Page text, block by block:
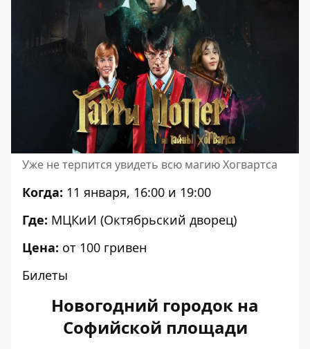
Уже не терпится увидеть всю магию Хогвартса
Когда: 11 января, 16:00 и 19:00
Где: МЦКиИ (Октябрьский дворец)
Цена: от 100 гривен
Билеты
Новогодний городок на
Софийской площади